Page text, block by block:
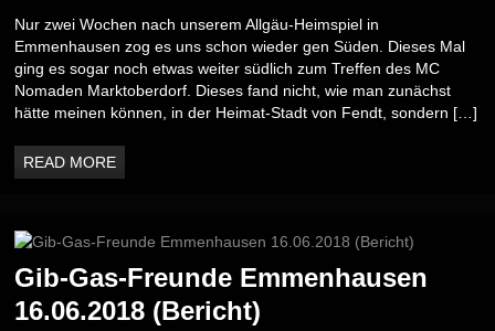
Nur zwei Wochen nach unserem Allgäu-Heimspiel in
Emmenhausen zog es uns schon wieder gen Süden. Dieses Mal
ging es sogar noch etwas weiter südlich zum Treffen des MC
Nomaden Marktoberdorf. Dieses fand nicht, wie man zunächst
hätte meinen können, in der Heimat-Stadt von Fendt, sondern […]
READ MORE
Gib-Gas-Freunde Emmenhausen
16.06.2018 (Bericht)